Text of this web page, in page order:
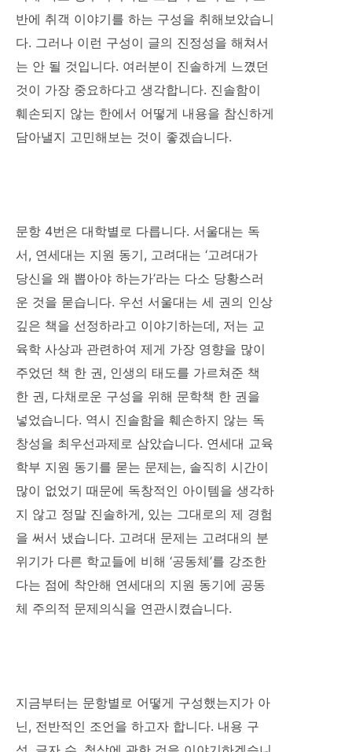
반에 취객 이야기를 하는 구성을 취해보았습니
다. 그러나 이런 구성이 글의 진정성을 해쳐서
는 안 될 것입니다. 여러분이 진솔하게 느꼈던
것이 가장 중요하다고 생각합니다. 진솔함이
훼손되지 않는 한에서 어떻게 내용을 참신하게
담아낼지 고민해보는 것이 좋겠습니다.
문항 4번은 대학별로 다릅니다. 서울대는 독
서, 연세대는 지원 동기, 고려대는 ‘고려대가
당신을 왜 뽑아야 하는가’라는 다소 당황스러
운 것을 묻습니다. 우선 서울대는 세 권의 인상
깊은 책을 선정하라고 이야기하는데, 저는 교
육학 사상과 관련하여 제게 가장 영향을 많이
주었던 책 한 권, 인생의 태도를 가르쳐준 책
한 권, 다채로운 구성을 위해 문학책 한 권을
넣었습니다. 역시 진솔함을 훼손하지 않는 독
창성을 최우선과제로 삼았습니다. 연세대 교육
학부 지원 동기를 묻는 문제는, 솔직히 시간이
많이 없었기 때문에 독창적인 아이템을 생각하
지 않고 정말 진솔하게, 있는 그대로의 제 경험
을 써서 냈습니다. 고려대 문제는 고려대의 분
위기가 다른 학교들에 비해 ‘공동체’를 강조한
다는 점에 착안해 연세대의 지원 동기에 공동
체 주의적 문제의식을 연관시켰습니다.
지금부터는 문항별로 어떻게 구성했는지가 아
닌, 전반적인 조언을 하고자 합니다. 내용 구